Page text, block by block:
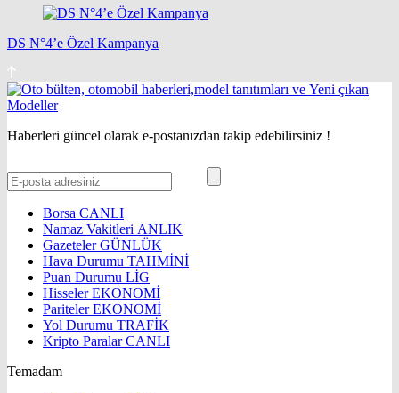
DS N°4’e Özel Kampanya
Haberleri güncel olarak e-postanızdan takip edebilirsiniz !
Borsa CANLI
Namaz Vakitleri ANLIK
GazetelerGÜNLÜK
Hava Durumu TAHMİNİ
Puan Durumu LİG
HisselerEKONOMİ
ParitelerEKONOMİ
Yol Durumu TRAFİK
Kripto ParalarCANLI
Temadam